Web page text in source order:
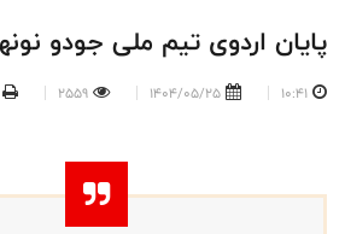
پایان اردوی تیم ملی جودو
10:41
1404/05/25
2559